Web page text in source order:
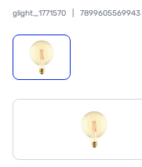
glight_1771570 7899605569943